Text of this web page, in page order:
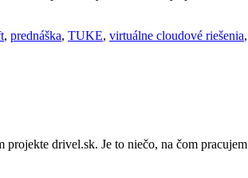
, prednáška, TUKE, virtuálne cloudové riešenia,
drivel.sk. Je to niečo, na čom